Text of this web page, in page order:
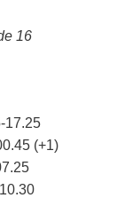
16
17.25
(+1)